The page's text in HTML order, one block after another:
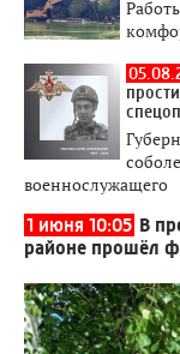
военнослужащего
1 июня 10:05 В
районе прошёл